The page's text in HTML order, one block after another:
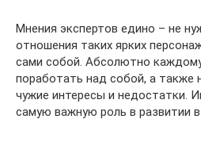
Мнения экспертов едино – не
отношения таких ярких
сами собой. Абсолютно
поработать над собой, а также
чужие интересы и недостатки.
самую важную роль в развитии